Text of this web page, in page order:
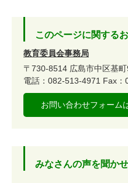
このページに関する
教育委員会事務局
〒730-8514 広島市中区基
電話：082-513-4971 Fax：
お問い合わせフォーム
みなさんの声を聞か